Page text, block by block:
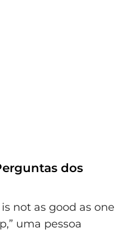
dos
not as good as one
uma pessoa